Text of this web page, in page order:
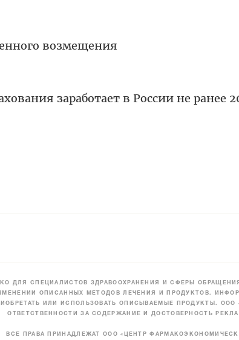
возмещения
заработает в России не ранее
ДЛЯ СПЕЦИАЛИСТОВ ЗДРАВООХРАНЕНИЯ И СФЕРЫ
ОПИСАННЫХ МЕТОДОВ ЛЕЧЕНИЯ И ПРОДУКТОВ.
ИЛИ ИСПОЛЬЗОВАТЬ ОПИСЫВАЕМЫЕ ПРОДУКТЫ.
ОТВЕТСТВЕННОСТИ ЗА СОДЕРЖАНИЕ И ДОСТОВЕРНОСТЬ
ВСЕ ПРАВА ПРИНАДЛЕЖАТ ООО «ЦЕНТР